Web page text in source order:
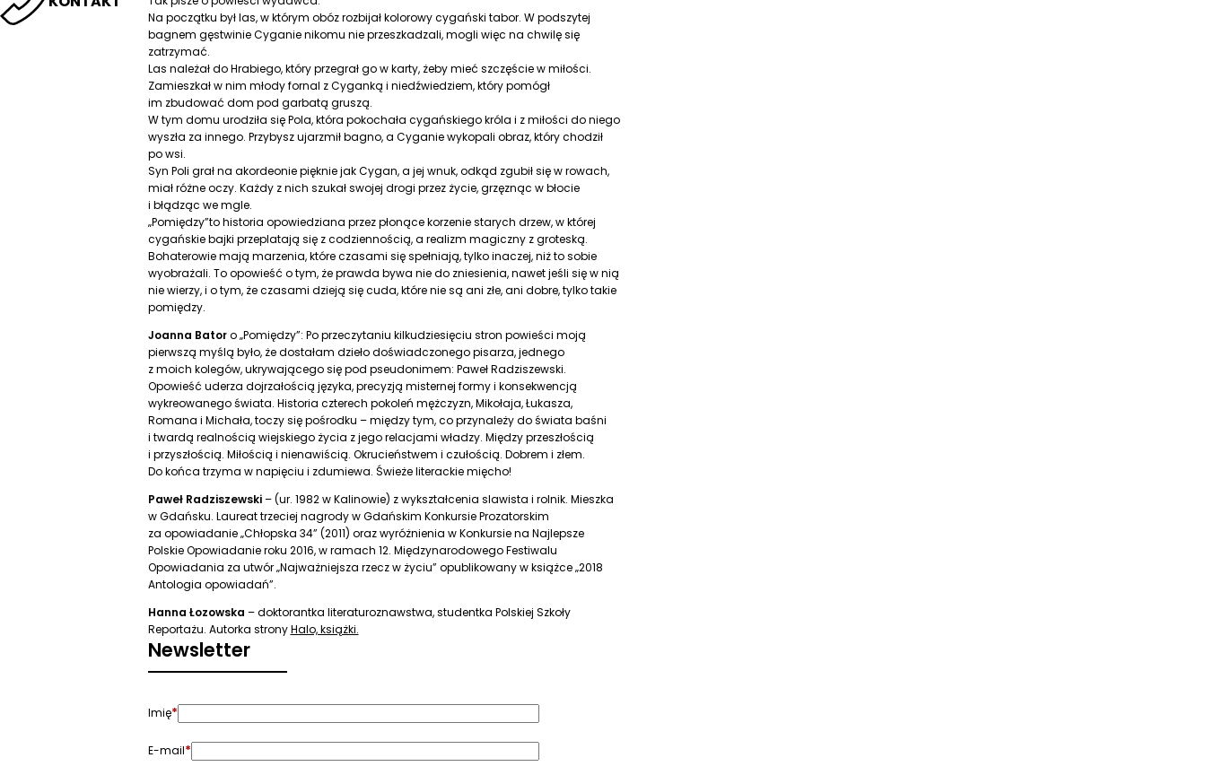
Na początku był las, w którym obóz rozbijał kolorowy cygański tabor. W podszytej
bagnem gęstwinie Cyganie nikomu nie przeszkadzali, mogli więc na chwilę się
zatrzymać.
Las należał do Hrabiego, który przegrał go w karty, żeby mieć szczęście w miłości.
Zamieszkał w nim młody fornal z Cyganką i niedźwiedziem, który pomógł
im zbudować dom pod garbatą gruszą.
W tym domu urodziła się Pola, która pokochała cygańskiego króla i z miłości do niego
wyszła za innego. Przybysz ujarzmił bagno, a Cyganie wykopali obraz, który chodził
po wsi.
Syn Poli grał na akordeonie pięknie jak Cygan, a jej wnuk, odkąd zgubił się w rowach,
miał różne oczy. Każdy z nich szukał swojej drogi przez życie, grzęznąc w błocie
i błądząc we mgle.
„Pomiędzy”to historia opowiedziana przez płonące korzenie starych drzew, w której
cygańskie bajki przeplatają się z codziennością, a realizm magiczny z groteską.
Bohaterowie mają marzenia, które czasami się spełniają, tylko inaczej, niż to sobie
wyobrażali. To opowieść o tym, że prawda bywa nie do zniesienia, nawet jeśli się w nią
nie wierzy, i o tym, że czasami dzieją się cuda, które nie są ani złe, ani dobre, tylko takie
pomiędzy.
Joanna Batoro „Pomiędzy”: Po przeczytaniu kilkudziesięciu stron powieści moją
pierwszą myślą było, że dostałam dzieło doświadczonego pisarza, jednego
z moich kolegów, ukrywającego się pod pseudonimem: Paweł Radziszewski.
Opowieść uderza dojrzałością języka, precyzją misternej formy i konsekwencją
wykreowanego świata. Historia czterech pokoleń mężczyzn, Mikołaja, Łukasza,
Romana i Michała, toczy się pośrodku – między tym, co przynależy do świata baśni
i twardą realnością wiejskiego życia z jego relacjami władzy. Między przeszłością
i przyszłością. Miłością i nienawiścią. Okrucieństwem i czułością. Dobrem i złem.
Do końca trzyma w napięciu i zdumiewa. Świeże literackie mięcho!
Paweł Radziszewski– (ur. 1982 w Kalinowie) z wykształcenia slawista i rolnik. Mieszka
w Gdańsku. Laureat trzeciej nagrody w Gdańskim Konkursie Prozatorskim
za opowiadanie „Chłopska 34” (2011) oraz wyróżnienia w Konkursie na Najlepsze
Polskie Opowiadanie roku 2016, w ramach 12. Międzynarodowego Festiwalu
Opowiadania za utwór „Najważniejsza rzecz w życiu” opublikowany w książce „2018
Antologia opowiadań”.
Hanna Łozowska – doktorantka literaturoznawstwa, studentka Polskiej Szkoły
Reportażu. Autorka stronyHalo, książki.
Newsletter
Imię*
E-mail*